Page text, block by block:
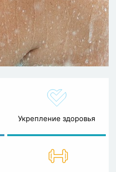
Укрепление здоровья